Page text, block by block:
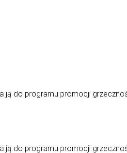
ją do programu promocji
ją do programu promocji